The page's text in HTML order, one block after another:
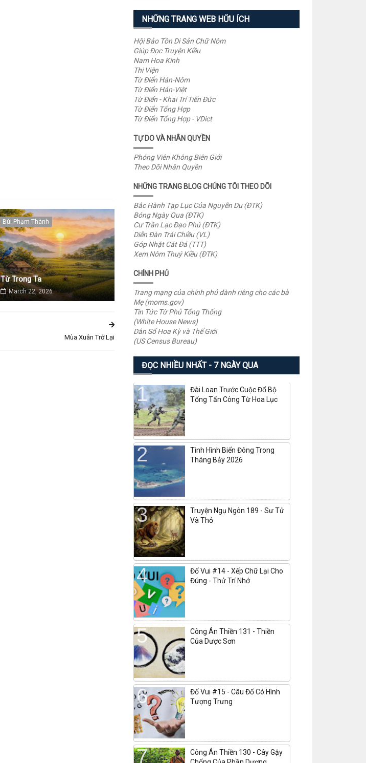
Bùi Phạm Thành
Từ Trong Ta
March 22, 2026
Mùa Xuân Trở Lại
NHỮNG TRANG WEB HỮU ÍCH
Hội Bảo Tồn Di Sản Chữ Nôm
Giúp Đọc Truyện Kiều
Nam Hoa Kinh
Thi Viện
Từ Điển Hán-Nôm
Từ Điển Hán-Việt
Từ Điển - Khai Trí Tiến Đức
Từ Điển Tổng Hợp
Từ Điển Tổng Hợp - VDict
TỰ DO VÀ NHÂN QUYỀN
Phóng Viên Không Biên Giới
Theo Dõi Nhân Quyền
NHỮNG TRANG BLOG CHÚNG TÔI THEO DÕI
Bắc Hành Tạp Lục Của Nguyễn Du (ĐTK)
Bóng Ngày Qua (ĐTK)
Cư Trần Lạc Đạo Phú (ĐTK)
Diễn Đàn Trái Chiều (VL)
Góp Nhặt Cát Đá (TTT)
Xem Nôm Thuý Kiều (ĐTK)
CHÍNH PHỦ
Trang mạng của chính phủ dành riêng cho các bà
Mẹ (moms.gov)
Tin Tức Từ Phủ Tổng Thống
(White House News)
Dân Số Hoa Kỳ và Thế Giới
(US Census Bureau)
ĐỌC NHIỀU NHẤT - 7 NGÀY QUA
Đài Loan Trước Cuộc Đổ Bộ
Tổng Tấn Công Từ Hoa Lục
Tình Hình Biển Đông Trong
Tháng Bảy 2026
Truyện Ngụ Ngôn 189 - Sư Tử
Và Thỏ
Đố Vui #14 - Xếp Chữ Lại Cho
Đúng - Thử Trí Nhớ
Công Án Thiền 131 - Thiền
Của Dược Sơn
Đố Vui #15 - Câu Đố Có Hình
Tượng Trưng
Công Án Thiền 130 - Cây Gậy